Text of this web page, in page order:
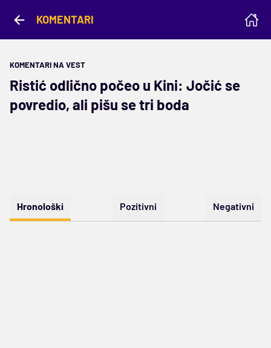
KOMENTARI
KOMENTARI NA VEST
Ristić odlično počeo u Kini: Jočić se
povredio, ali pišu se tri boda
Hronološki Pozitivni Negativni